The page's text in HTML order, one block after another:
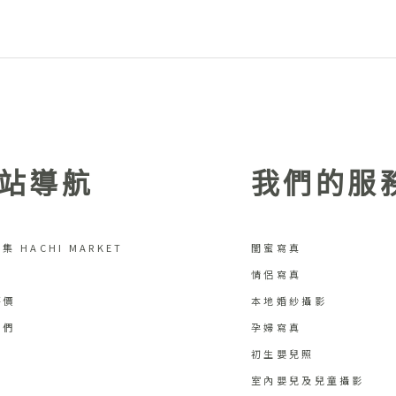
導航
集 HACHI MARKET
我們的服
閨蜜寫真
情侶寫真
本地婚紗攝影
孕婦寫真
初生嬰兒照
室內嬰兒及兒童攝影